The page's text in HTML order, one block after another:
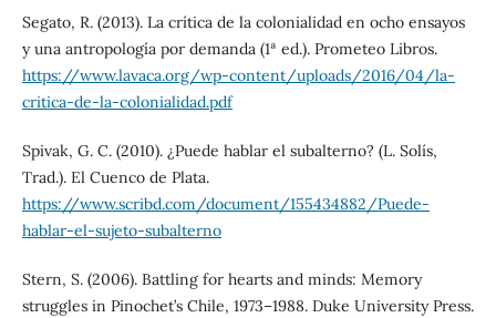
Segato, R. (2013). La crítica de la colonialidad en ocho ensayos
y una antropología por demanda (1ª ed.). Prometeo Libros.
https://www.lavaca.org/wp-content/uploads/2016/04/la-
critica-de-la-colonialidad.pdf
Spivak, G. C. (2010). ¿Puede hablar el subalterno? (L. Solís,
Trad.). El Cuenco de Plata.
https://www.scribd.com/document/155434882/Puede-
hablar-el-sujeto-subalterno
Stern, S. (2006). Battling for hearts and minds: Memory
struggles in Pinochet’s Chile, 1973–1988. Duke University Press.